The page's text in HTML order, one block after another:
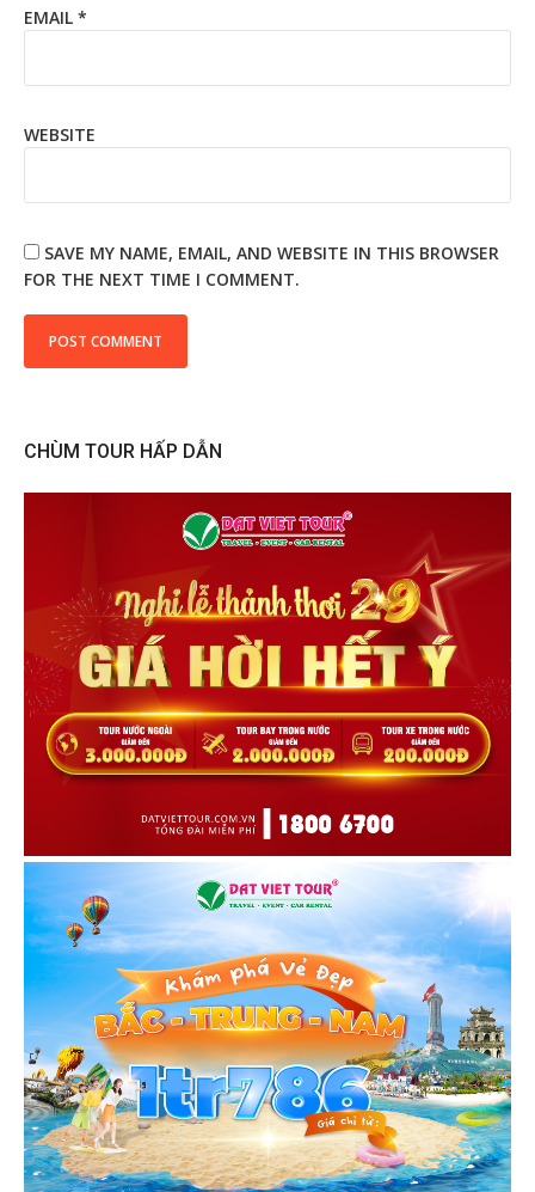
EMAIL *
WEBSITE
SAVE MY NAME, EMAIL, AND WEBSITE IN THIS BROWSER
FOR THE NEXT TIME I COMMENT.
CHÙM TOUR HẤP DẪN